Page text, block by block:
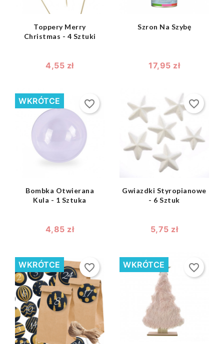
Toppery Merry
Christmas - 4 Sztuki
4,55 zł
Szron Na Szybę
17,95 zł
shopping_bag 
Bombka Otwierana
Kula - 1 Sztuka
4,85 zł
WKRÓTCE favorite_border
shopping_bag 
Gwiazdki Styropianowe
- 6 Sztuk
5,75 zł
favorite_border
shopping_bag 
WKRÓTCE favorite_border
shopping_bag 
WKRÓTCE favorite_border